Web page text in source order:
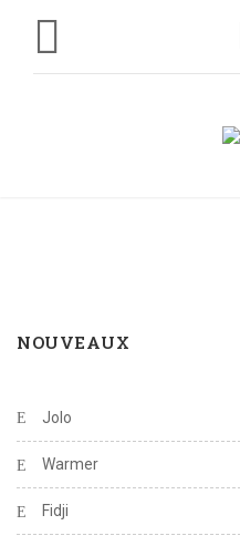
NOUVEAUX
Jolo
Warmer
Fidji